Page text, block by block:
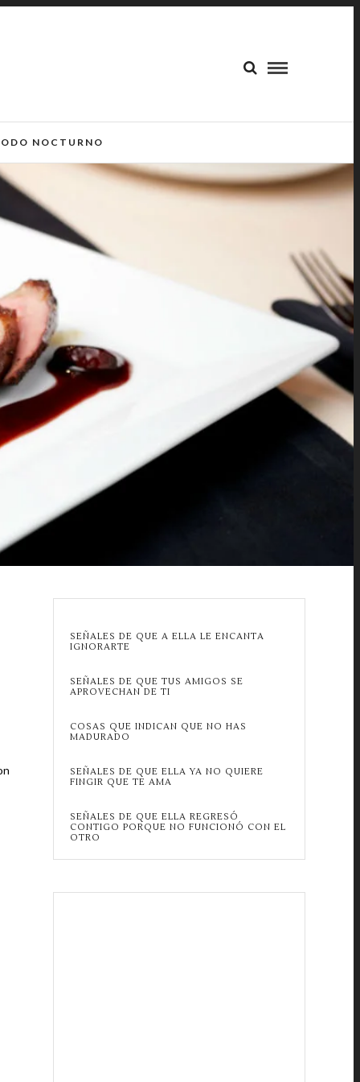
NOCTURNO
SEÑALES DE QUE A ELLA LE ENCANTA
IGNORARTE
SEÑALES DE QUE TUS AMIGOS SE
APROVECHAN DE TI
COSAS QUE INDICAN QUE NO HAS
MADURADO
SEÑALES DE QUE ELLA YA NO QUIERE
FINGIR QUE TE AMA
SEÑALES DE QUE ELLA REGRESÓ
CONTIGO PORQUE NO FUNCIONÓ CON EL
OTRO